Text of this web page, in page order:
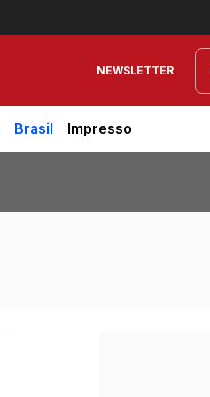
NEWSLETTER
Brasil Impresso